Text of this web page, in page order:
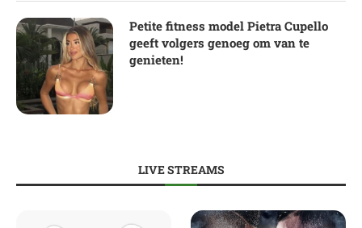
Petite fitness model Pietra Cupello
geeft volgers genoeg om van te
genieten!
LIVE STREAMS